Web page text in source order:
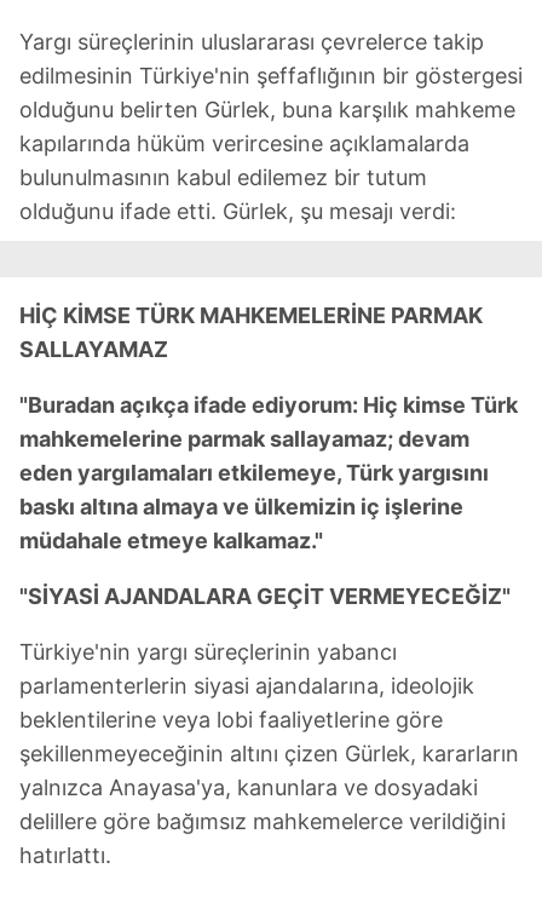
Yargı süreçlerinin uluslararası çevrelerce takip
edilmesinin Türkiye'nin şeffaflığının bir göstergesi
olduğunu belirten Gürlek, buna karşılık mahkeme
kapılarında hüküm verircesine açıklamalarda
bulunulmasının kabul edilemez bir tutum
olduğunu ifade etti. Gürlek, şu mesajı verdi:
HİÇ KİMSE TÜRK MAHKEMELERİNE PARMAK
SALLAYAMAZ
"Buradan açıkça ifade ediyorum: Hiç kimse Türk
mahkemelerine parmak sallayamaz; devam
eden yargılamaları etkilemeye, Türk yargısını
baskı altına almaya ve ülkemizin iç işlerine
müdahale etmeye kalkamaz."
"SİYASİ AJANDALARA GEÇİT VERMEYECEĞİZ"
Türkiye'nin yargı süreçlerinin yabancı
parlamenterlerin siyasi ajandalarına, ideolojik
beklentilerine veya lobi faaliyetlerine göre
şekillenmeyeceğinin altını çizen Gürlek, kararların
yalnızca Anayasa'ya, kanunlara ve dosyadaki
delillere göre bağımsız mahkemelerce verildiğini
hatırlattı.